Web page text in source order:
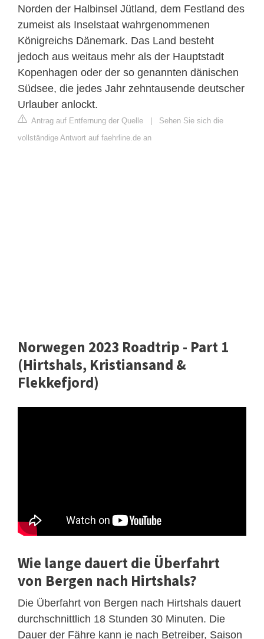
Norden der Halbinsel Jütland, dem Festland des
zumeist als Inselstaat wahrgenommenen
Königreichs Dänemark. Das Land besteht
jedoch aus weitaus mehr als der Hauptstadt
Kopenhagen oder der so genannten dänischen
Südsee, die jedes Jahr zehntausende deutscher
Urlauber anlockt.
Antrag auf Entfernung der Quelle
Sehen Sie sich die
vollständige Antwort auf faehrline.de an
Norwegen 2023 Roadtrip - Part 1
(Hirtshals, Kristiansand &
Flekkefjord)
Wie lange dauert die Überfahrt
von Bergen nach Hirtshals?
Die Überfahrt von Bergen nach Hirtshals dauert
durchschnittlich 18 Stunden 30 Minuten. Die
Dauer der Fähre kann je nach Betreiber, Saison